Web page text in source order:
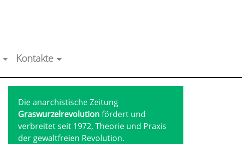
Kontakte
Die anarchistische Zeitung
Graswurzelrevolutionfördert und
verbreitet seit 1972, Theorie und Praxis
der gewaltfreien Revolution.